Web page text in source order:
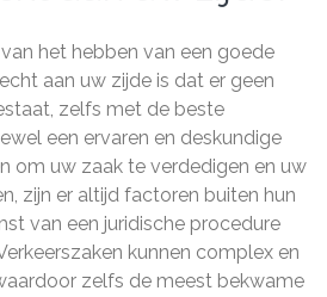
het hebben van een goede
aan uw zijde is dat er geen
zelfs met de beste
een ervaren en deskundige
om uw zaak te verdedigen en uw
zijn er altijd factoren buiten hun
van een juridische procedure
kunnen complex en
zelfs de meest bekwame